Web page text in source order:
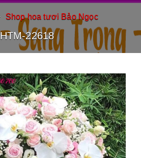
Shop hoa tươi Bảo Ngọc
HTM-22618